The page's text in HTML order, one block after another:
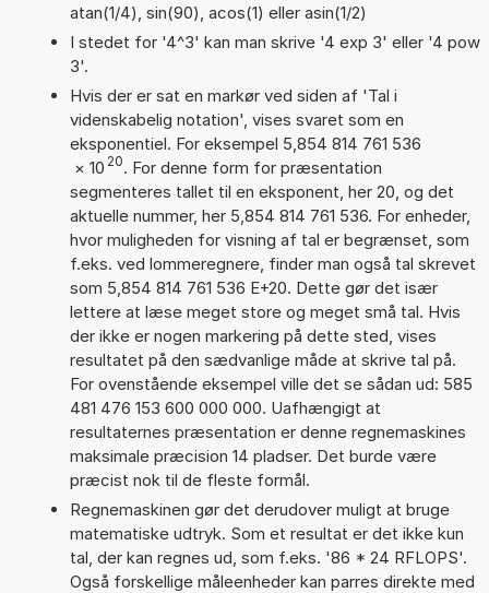
atan(1/4), sin(90), acos(1) eller asin(1/2)
I stedet for '4^3' kan man skrive '4 exp 3' eller '4 pow
3'.
Hvis der er sat en markør ved siden af 'Tal i
videnskabelig notation', vises svaret som en
eksponentiel. For eksempel 5,854 814 761 536
× 10 20. For denne form for præsentation
segmenteres tallet til en eksponent, her 20, og det
aktuelle nummer, her 5,854 814 761 536. For enheder,
hvor muligheden for visning af tal er begrænset, som
f.eks. ved lommeregnere, finder man også tal skrevet
som 5,854 814 761 536 E+20. Dette gør det især
lettere at læse meget store og meget små tal. Hvis
der ikke er nogen markering på dette sted, vises
resultatet på den sædvanlige måde at skrive tal på.
For ovenstående eksempel ville det se sådan ud: 585
481 476 153 600 000 000. Uafhængigt at
resultaternes præsentation er denne regnemaskines
maksimale præcision 14 pladser. Det burde være
præcist nok til de fleste formål.
Regnemaskinen gør det derudover muligt at bruge
matematiske udtryk. Som et resultat er det ikke kun
tal, der kan regnes ud, som f.eks. '86 * 24 RFLOPS'.
Også forskellige måleenheder kan parres direkte med